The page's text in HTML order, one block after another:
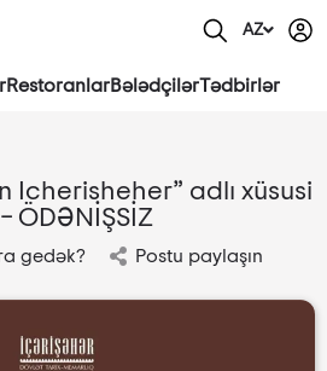
AZ
RestoranlarBələdçilərTədbirlər
Icherisheher” adlı xüsusi
ÖDƏNİŞSİZ
gedək? Postu paylaşın